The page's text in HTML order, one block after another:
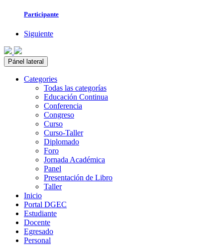
Participante
Siguiente
Pánel lateral
Categories
Todas las categorías
Educación Continua
Conferencia
Congreso
Curso
Curso-Taller
Diplomado
Foro
Jornada Académica
Panel
Presentación de Libro
Taller
Inicio
Portal DGEC
Estudiante
Docente
Egresado
Personal